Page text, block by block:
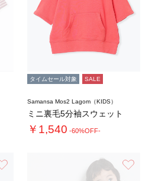
タイムセール対象 SALE
Samansa Mos2 Lagom（KIDS）
ミニ裏毛5分袖スウェット
￥1,540 -60%OFF-